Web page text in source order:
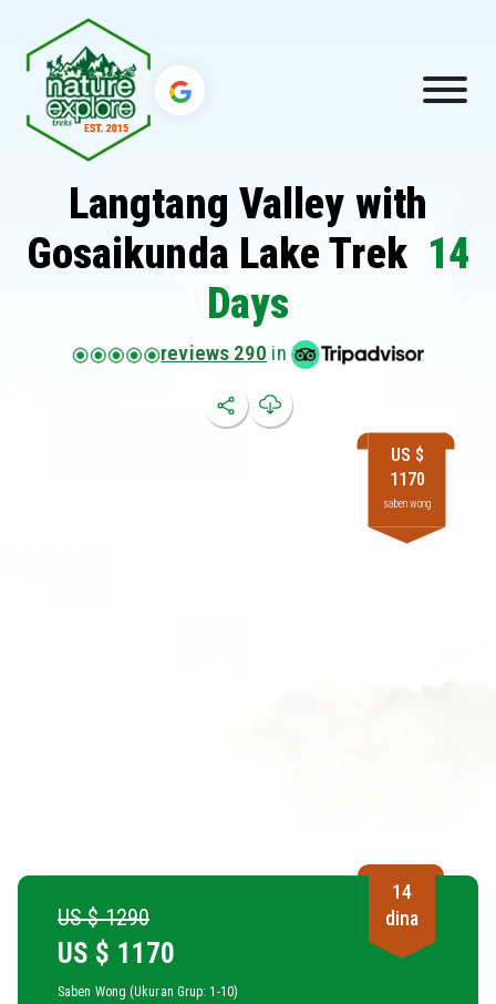
Langtang Valley with
Gosaikunda Lake Trek 14
Days
reviews 290 in
US $
1170
saben wong
14
dina
US $ 1290
US $ 1170
Saben Wong (Ukuran Grup: 1-10)